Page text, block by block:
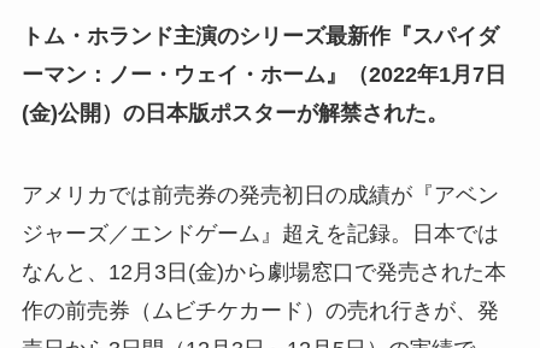
トム・ホランド主演のシリーズ最新作『スパイダ
ーマン：ノー・ウェイ・ホーム』（2022年1月7日
(金)公開）の日本版ポスターが解禁された。
アメリカでは前売券の発売初日の成績が『アベン
ジャーズ／エンドゲーム』超えを記録。日本では
なんと、12月3日(金)から劇場窓口で発売された本
作の前売券（ムビチケカード）の売れ行きが、発